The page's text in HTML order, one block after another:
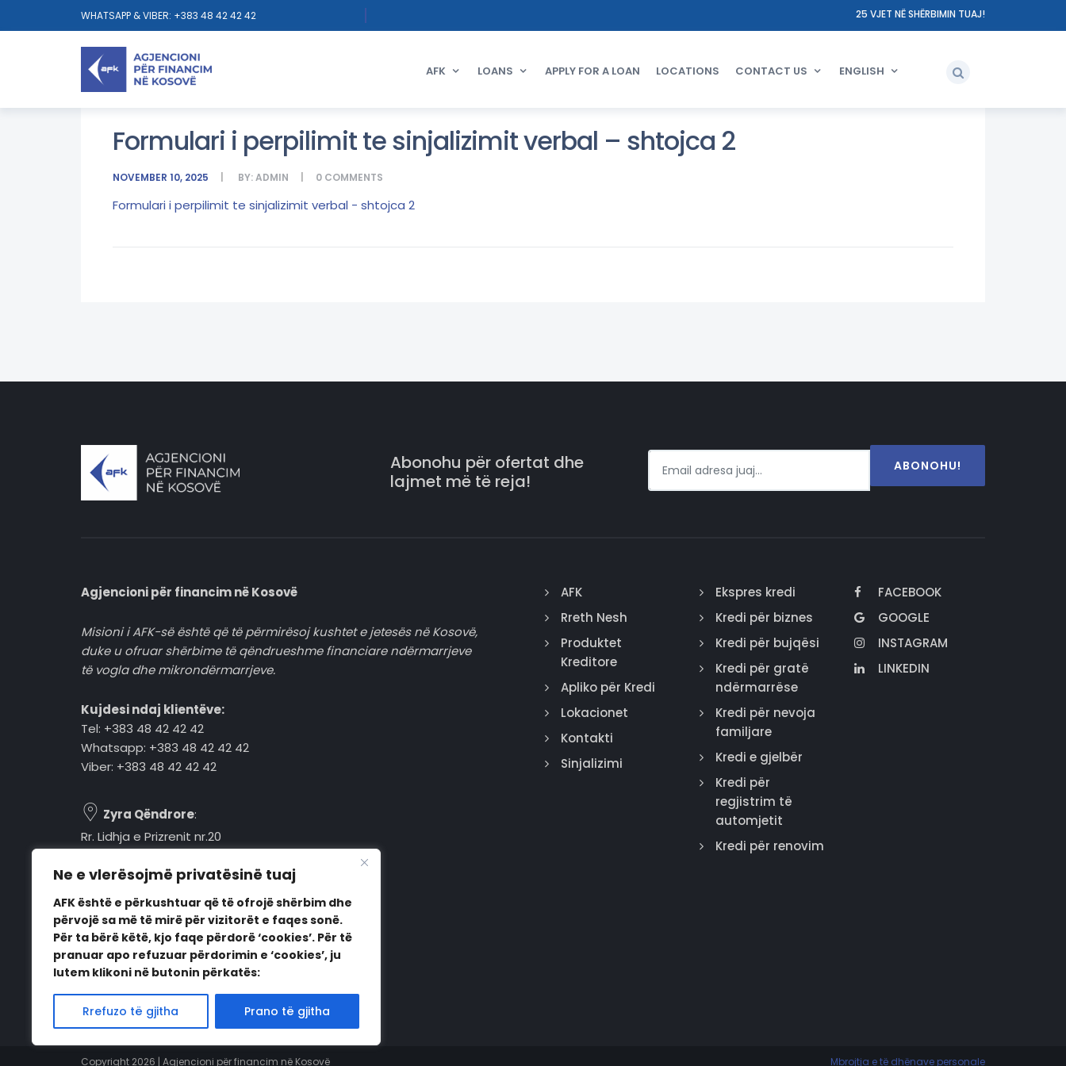
Ne e vlerësojmë privatësinë tuaj
AFK është e përkushtuar që të ofrojë shërbim dhe
përvojë sa më të mirë për vizitorët e faqes sonë.
Për ta bërë këtë, kjo faqe përdorë ‘cookies’. Për të
pranuar apo refuzuar përdorimin e ‘cookies’, ju
lutem klikoni në butonin përkatës:
Rrefuzo të gjitha Prano të gjitha
WHATSAPP & VIBER: +383 48 42 42 42 25 VJET NË SHËRBIMIN TUAJ!
AFK LOANS APPLY FOR A LOAN LOCATIONS CONTACT US ENGLISH
Formulari i perpilimit te sinjalizimit verbal – shtojca 2
NOVEMBER 10, 2025 BY:ADMIN 0 COMMENTS
Formulari i perpilimit te sinjalizimit verbal - shtojca 2
Abonohu për ofertat dhe
lajmet më të reja!
ABONOHU!
Agjencioni për financim në Kosovë
Misioni i AFK-së është që të përmirësoj kushtet e jetesës në Kosovë,
duke u ofruar shërbime të qëndrueshme financiare ndërmarrjeve
të vogla dhe mikrondërmarrjeve.
Kujdesi ndaj klientëve:
Tel: +383 48 42 42 42
Whatsapp: +383 48 42 42 42
Viber: +383 48 42 42 42
Zyra Qëndrore:
Rr. Lidhja e Prizrenit nr.20
Pejë, 30000, Kosovë
Orari i punës:
E hënë - E premte
08:00 - 16:00
AFK
Rreth Nesh
Produktet
Kreditore
Apliko për Kredi
Lokacionet
Kontakti
Sinjalizimi
Ekspres kredi
Kredi për biznes
Kredi për bujqësi
Kredi për gratë
ndërmarrëse
Kredi për nevoja
familjare
Kredi e gjelbër
Kredi për
regjistrim të
automjetit
Kredi për renovim
FACEBOOK
GOOGLE
INSTAGRAM
LINKEDIN
Copyright 2026 | Agjencioni për financim në Kosovë Mbrojtja e të dhënave personale